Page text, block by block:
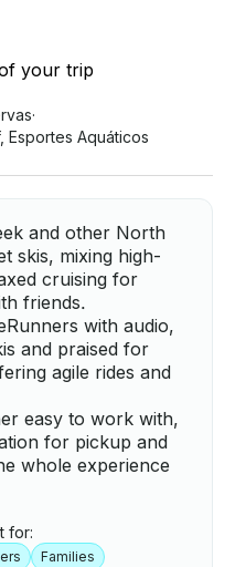
your trip
·
, Esportes Aquáticos
and other North
skis, mixing high-
cruising for
friends.
with audio,
and praised for
agile rides and
easy to work with,
for pickup and
whole experience
for:
Families